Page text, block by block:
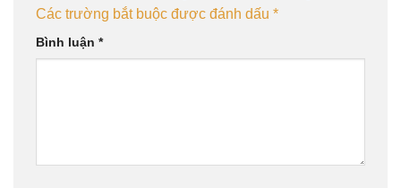
Các trường bắt buộc được đánh dấu *
Bình luận *